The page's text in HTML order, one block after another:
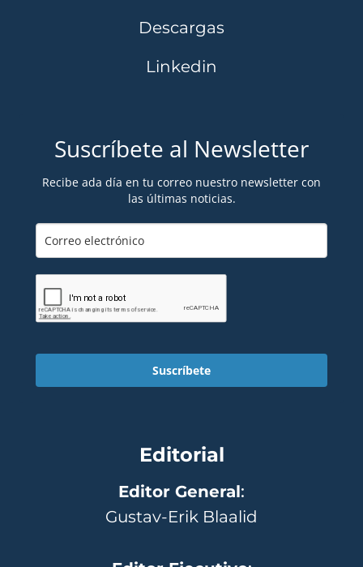
Descargas
Linkedin
Suscríbete al Newsletter
Recibe ada día en tu correo nuestro newsletter con
las últimas noticias.
Suscríbete
Editorial
Editor General:
Gustav-Erik Blaalid